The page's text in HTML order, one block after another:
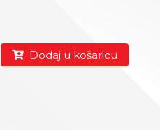
Dodaj u košaricu